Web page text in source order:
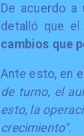
De acuerdo a
detalló que el
cambios que
Ante esto, en
de turno, el
esto, la
crecimiento".